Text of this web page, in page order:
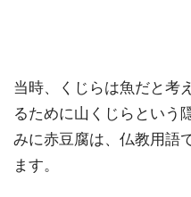
当時、くじらは魚だと考
るために山くじらという
みに赤豆腐は、仏教用語
ます。